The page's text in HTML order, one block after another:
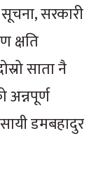
सरकारी
क्षति
साता नै
अन्नपूर्ण
डमबहादुर